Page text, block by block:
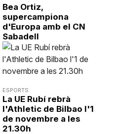
Bea Ortiz,
supercampiona
d'Europa amb el CN
Sabadell
ESPORTS
La UE Rubí rebrà
l'Athletic de Bilbao l'1
de novembre a les
21.30h